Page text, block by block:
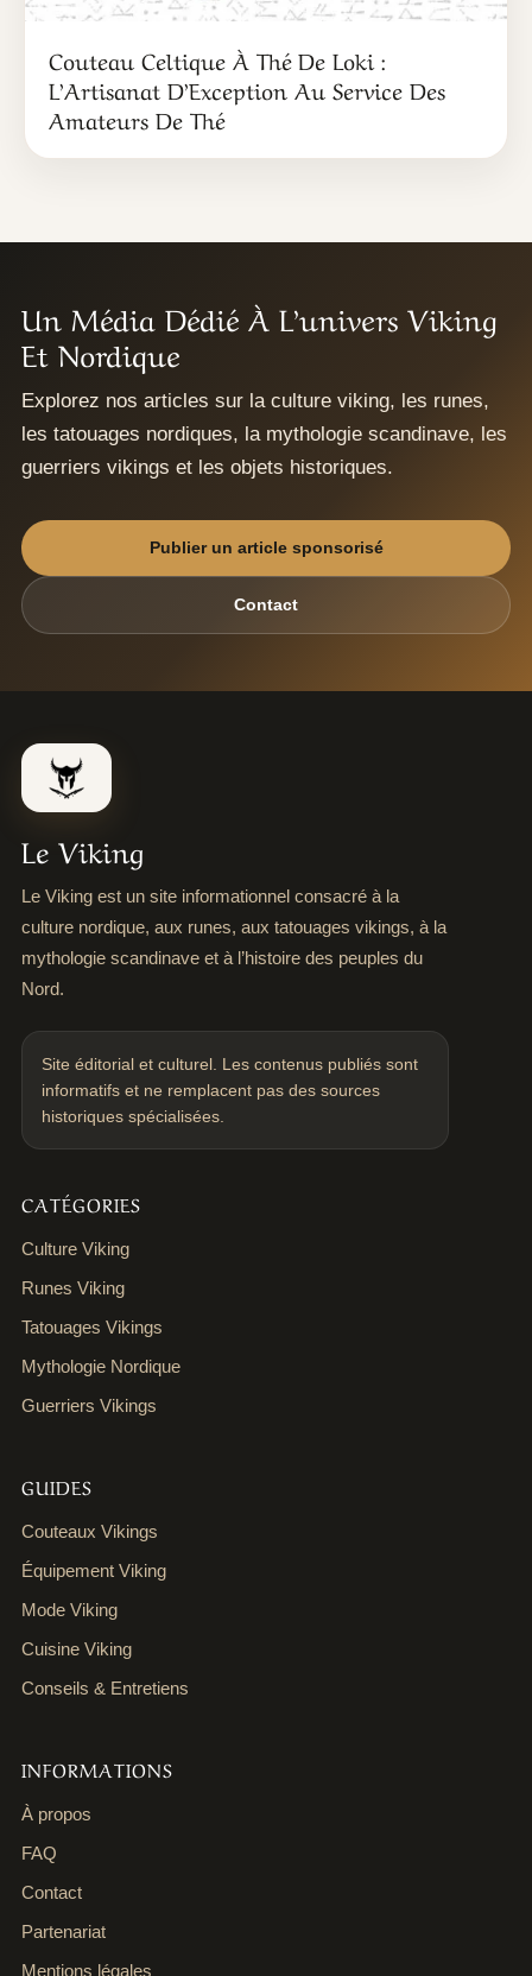
Couteau Celtique À Thé De Loki :
L’Artisanat D’Exception Au Service Des
Amateurs De Thé
Un Média Dédié À L’univers Viking
Et Nordique
Explorez nos articles sur la culture viking, les runes,
les tatouages nordiques, la mythologie scandinave, les
guerriers vikings et les objets historiques.
Publier un article sponsorisé
Contact
Le Viking
Le Viking est un site informationnel consacré à la
culture nordique, aux runes, aux tatouages vikings, à la
mythologie scandinave et à l’histoire des peuples du
Nord.
Site éditorial et culturel. Les contenus publiés sont
informatifs et ne remplacent pas des sources
historiques spécialisées.
CATÉGORIES
Culture Viking
Runes Viking
Tatouages Vikings
Mythologie Nordique
Guerriers Vikings
GUIDES
Couteaux Vikings
Équipement Viking
Mode Viking
Cuisine Viking
Conseils & Entretiens
INFORMATIONS
À propos
FAQ
Contact
Partenariat
Mentions légales